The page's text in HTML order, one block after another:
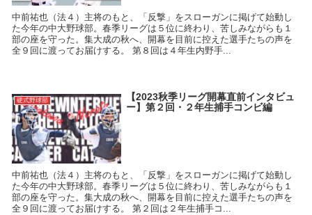
中前祐也（法４）主将のもと、「反撃」をスローガンに掲げて始動し
た今年の中大野球部。春季リーグは５位に終わり、苦しみながらも１
部の座を守った。集大成の秋へ、開幕を目前に控えた選手たちの声を
全９回に渡ってお届けする。 第８回は４年生内野手...
硬式野球部
【2023秋季リーグ開幕直前インタビュ
ー】第２回・２年生捕手コンビ編
中前祐也（法４）主将のもと、「反撃」をスローガンに掲げて始動し
た今年の中大野球部。春季リーグは５位に終わり、苦しみながらも１
部の座を守った。集大成の秋へ、開幕を目前に控えた選手たちの声を
全９回に渡ってお届けする。 第２回は２年生捕手コ...